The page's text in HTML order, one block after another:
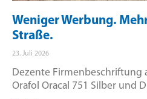
Weniger Werbung.
Straße.
23. Juli 2026
Dezente Firmenbeschriftung
Orafol Oracal 751 Silber und